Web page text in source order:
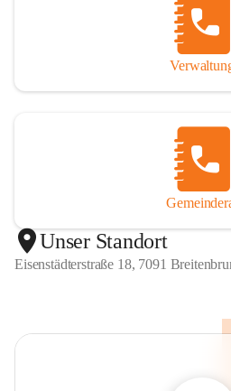
Unser Standort
Eisenstädterstraße 18, 7091